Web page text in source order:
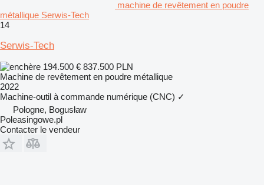
machine de revêtement en poudre
métallique Serwis-Tech
14
Serwis-Tech
194.500 € 837.500 PLN
Machine de revêtement en poudre métallique
2022
Machine-outil à commande numérique (CNC) ✓
Pologne, Bogusław
Poleasingowe.pl
Contacter le vendeur